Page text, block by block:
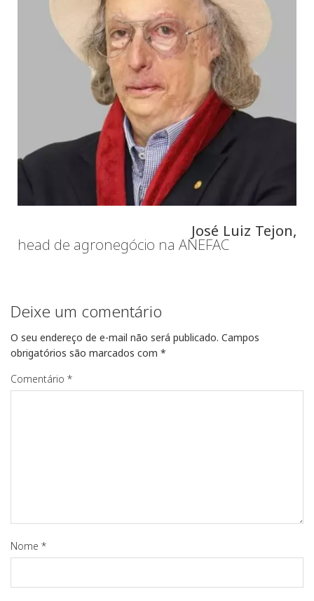
José Luiz Tejon,
head de agronegócio na ANEFAC
Deixe um comentário
O seu endereço de e-mail não será publicado. Campos
obrigatórios são marcados com *
Comentário *
Nome *